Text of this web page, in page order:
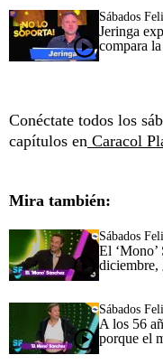
Sábados
Jeringa
compara
Conéctate todos los
capítulos en Caracol
Mira también:
Sábados
El ‘Mono’
diciembre,
Sábados
A los 56
porque el